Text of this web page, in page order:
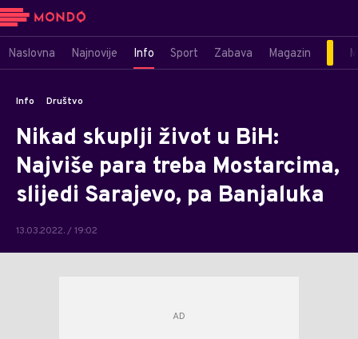
Naslovna Najnovije Info Sport Zabava Magazin
Info Društvo
Nikad skuplji život u BiH:
Najviše para treba Mostarcima,
slijedi Sarajevo, pa Banjaluka
13.03.2022. / 19:02